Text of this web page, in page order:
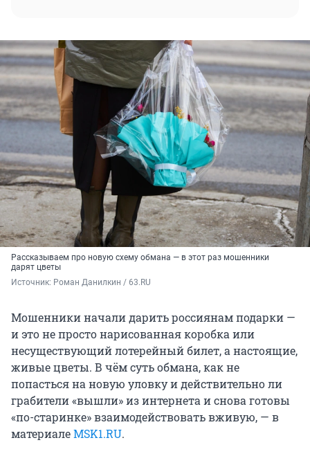
Рассказываем про новую схему обмана — в этот раз мошенники
дарят цветы
Источник: Роман Данилкин / 63.RU
Мошенники начали дарить россиянам подарки —
и это не просто нарисованная коробка или
несуществующий лотерейный билет, а настоящие,
живые цветы. В чём суть обмана, как не
попасться на новую уловку и действительно ли
грабители «вышли» из интернета и снова готовы
«по-старинке» взаимодействовать вживую, — в
материалеMSK1.RU.